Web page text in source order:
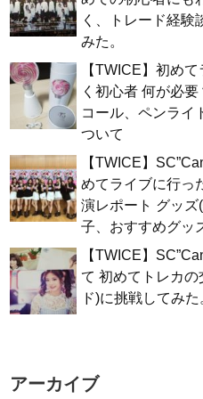
く、トレード経験
みた。
【TWICE】初め
く初心者 何が必要
コール、ペンライ
ついて
【TWICE】
めてライブに行っ
演レポート グッズ
子、おすすめグッ
【TWICE】
て 初めてトレカの
ド)に挑戦してみた
アーカイブ